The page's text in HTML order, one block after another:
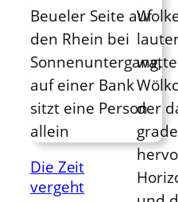
Die Zeit
vergeht